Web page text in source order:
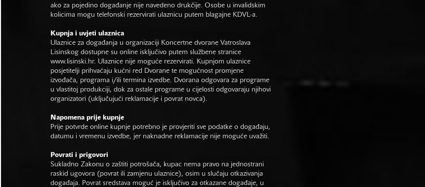
ako za pojedino događanje nije navedeno drukčije. Osobe u invalidskim
kolicima mogu telefonski rezervirati ulaznicu putem blagajne KDVL-a.
Kupnja i uvjeti ulaznica
Ulaznice za događanja u organizaciji Koncertne dvorane Vatroslava
Lisinskog dostupne su online isključivo putem službene stranice
www.lisinski.hr. Ulaznice nije moguće rezervirati. Kupnjom ulaznice
posjetitelji prihvaćaju kućni red Dvorane te mogućnost promjene
izvođača, programa i/ili termina izvedbe. Dvorana odgovara za programe
u vlastitoj produkciji, dok za ostale programe u cijelosti odgovaraju njihovi
organizatori (uključujući reklamacije i povrat novca).
Napomena prije kupnje
Prije potvrde online kupnje potrebno je provjeriti sve podatke o događaju,
datumu i vremenu izvedbe, jer naknadne reklamacije nije moguće uvažiti.
Povrati i prigovori
Sukladno Zakonu o zaštiti potrošača, kupac nema pravo na jednostrani
raskid ugovora (povrat ili zamjenu ulaznice), osim u slučaju otkazivanja
događaja. Povrat sredstava moguć je isključivo za otkazane događaje, u